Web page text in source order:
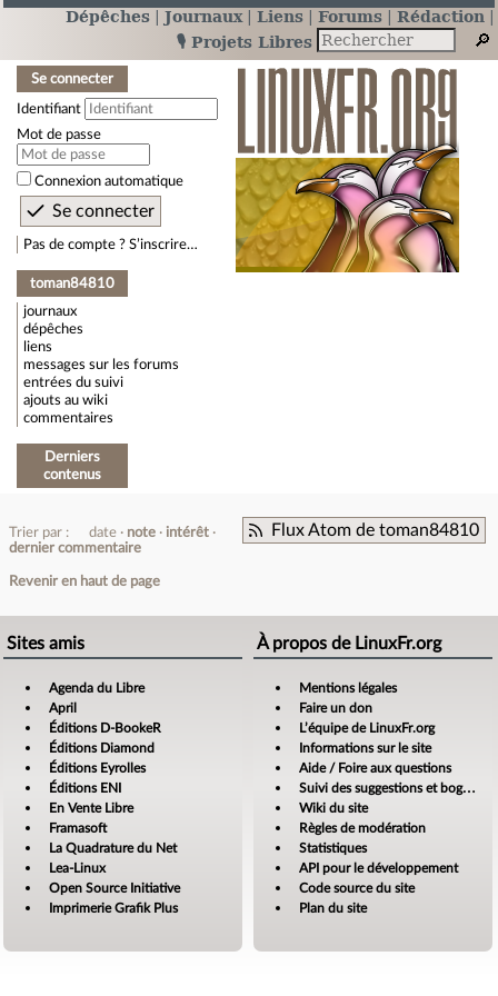
Dépêches Journaux Liens Forums
Rédaction
🎙️ Projets Libres
Se connecter
Identifiant
Mot de passe
Connexion automatique
Pas de compte ? S’inscrire…
toman84810
journaux
dépêches
liens
messages sur les forums
entrées du suivi
ajouts au wiki
commentaires
Derniers
contenus
Flux Atom de toman84810
Trier par : date note
intérêt
dernier commentaire
Revenir en haut de page
Sites amis
Agenda du Libre
April
Éditions D-BookeR
Éditions Diamond
Éditions Eyrolles
Éditions ENI
En Vente Libre
Framasoft
La Quadrature du Net
Lea-Linux
Open Source Initiative
Imprimerie Grafik Plus
À propos de LinuxFr.org
Mentions légales
Faire un don
L’équipe de LinuxFr.org
Informations sur le site
Aide / Foire aux questions
Suivi des suggestions et bogues
Wiki du site
Règles de modération
Statistiques
API pour le développement
Code source du site
Plan du site